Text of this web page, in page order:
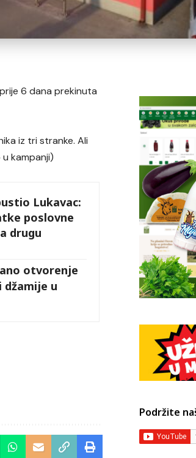
6 dana prekinuta
iz tri stranke. Ali
kampanji)
Lukavac:
poslovne
drugu
otvorenje
u
Podržite